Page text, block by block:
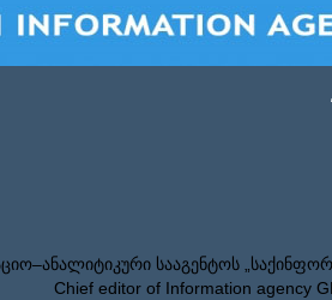
სააგენტოს
Chief editor of Information agency